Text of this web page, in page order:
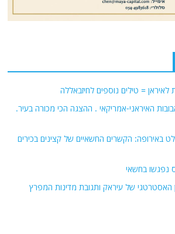
= טילים נוספים לחיזבאללה
האיראני-אמריקאי . ההצגה הכי מכורה בעיר.
באירופה: הקשרים החשאיים של קצינים בכירים
נפגשו בחשאי
האסטרטגי של עיראק ותגובת מדינות המפרץ